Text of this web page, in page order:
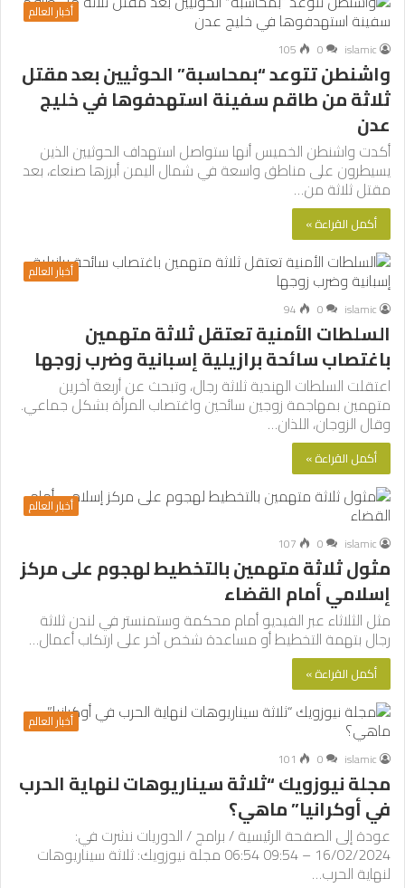
أخبار العالم
islamic
0
105
واشنطن تتوعد “بمحاسبة” الحوثيين بعد مقتل
ثلاثة من طاقم سفينة استهدفوها في خليج
عدن
أكدت واشنطن الخميس أنها ستواصل استهداف الحوثيين الذين
يسيطرون على مناطق واسعة في شمال اليمن أبرزها صنعاء، بعد
مقتل ثلاثة من…
أكمل القراءة »
أخبار العالم
islamic
0
94
السلطات الأمنية تعتقل ثلاثة متهمين
باغتصاب سائحة برازيلية إسبانية وضرب زوجها
اعتقلت السلطات الهندية ثلاثة رجال، وتبحث عن أربعة آخرين
متهمين بمهاجمة زوجين سائحين واغتصاب المرأة بشكل جماعي.
وقال الزوجان، اللذان…
أكمل القراءة »
أخبار العالم
islamic
0
107
مثول ثلاثة متهمين بالتخطيط لهجوم على مركز
إسلامي أمام القضاء
مثل الثلاثاء عبر الفيديو أمام محكمة وستمنستر في لندن ثلاثة
رجال بتهمة التخطيط أو مساعدة شخص آخر على ارتكاب أعمال…
أكمل القراءة »
أخبار العالم
islamic
0
101
مجلة نيوزويك “ثلاثة سيناريوهات لنهاية الحرب
في أوكرانيا” ماهي؟
عودة إلى الصفحة الرئيسية / برامج / الدوريات نشرت في:
16/02/2024 – 09:54 06:54 مجلة نيوزويك: ثلاثة سيناريوهات
لنهاية الحرب…